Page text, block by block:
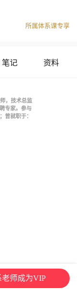
所属体系课专享
笔记 资料
，技术总监
专家。参与
曾就职于：
老师成为VIP